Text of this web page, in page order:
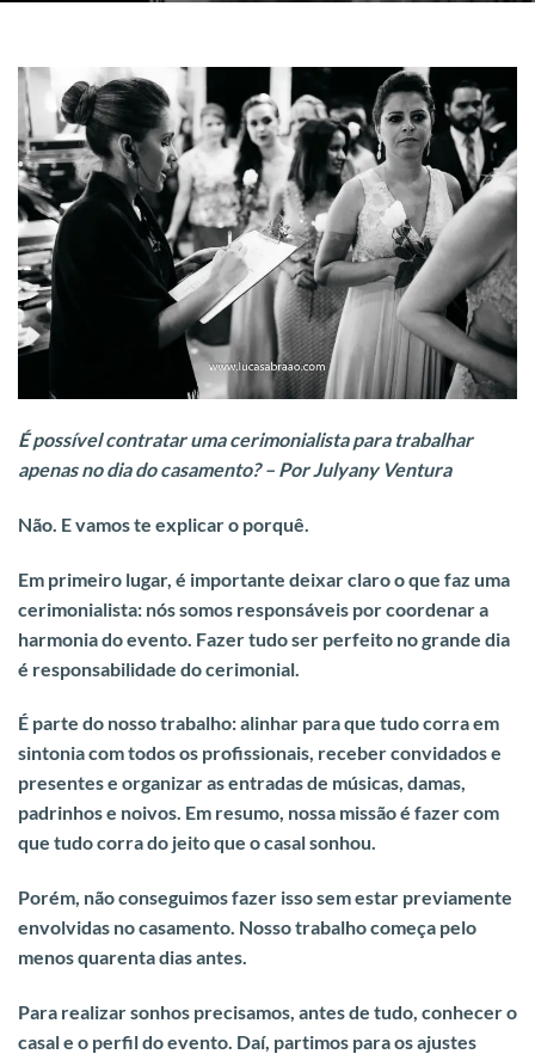
É possível contratar uma cerimonialista para trabalhar
apenas no dia do casamento? – Por Julyany Ventura
Não. E vamos te explicar o porquê.
Em primeiro lugar, é importante deixar claro o que faz uma
cerimonialista: nós somos responsáveis por coordenar a
harmonia do evento. Fazer tudo ser perfeito no grande dia
é responsabilidade do cerimonial.
É parte do nosso trabalho: alinhar para que tudo corra em
sintonia com todos os profissionais, receber convidados e
presentes e organizar as entradas de músicas, damas,
padrinhos e noivos. Em resumo, nossa missão é fazer com
que tudo corra do jeito que o casal sonhou.
Porém, não conseguimos fazer isso sem estar previamente
envolvidas no casamento. Nosso trabalho começa pelo
menos quarenta dias antes.
Para realizar sonhos precisamos, antes de tudo, conhecer o
casal e o perfil do evento. Daí, partimos para os ajustes